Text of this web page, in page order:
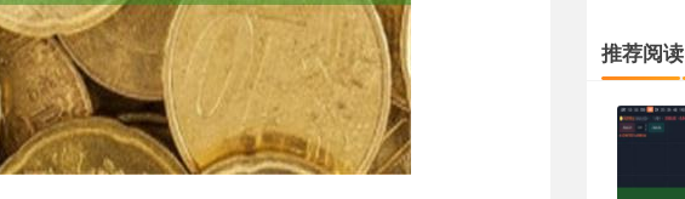
推荐阅读